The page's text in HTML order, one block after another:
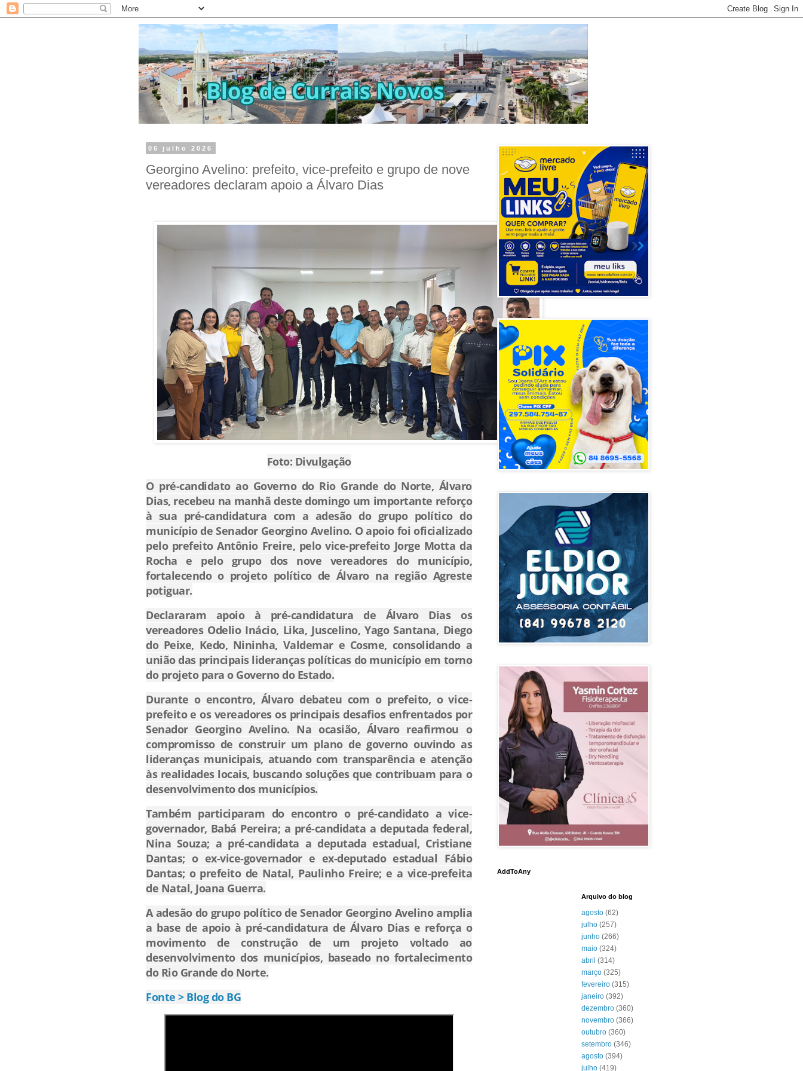
06 julho 2026
Georgino Avelino: prefeito, vice-prefeito e grupo de nove
vereadores declaram apoio a Álvaro Dias
Foto: Divulgação
O pré-candidato ao Governo do Rio Grande do Norte, Álvaro
Dias, recebeu na manhã deste domingo um importante reforço
à sua pré-candidatura com a adesão do grupo político do
município de Senador Georgino Avelino. O apoio foi oficializado
pelo prefeito Antônio Freire, pelo vice-prefeito Jorge Motta da
Rocha e pelo grupo dos nove vereadores do município,
fortalecendo o projeto político de Álvaro na região Agreste
potiguar.
Declararam apoio à pré-candidatura de Álvaro Dias os
vereadores Odelio Inácio, Lika, Juscelino, Yago Santana, Diego
do Peixe, Kedo, Nininha, Valdemar e Cosme, consolidando a
união das principais lideranças políticas do município em torno
do projeto para o Governo do Estado.
Durante o encontro, Álvaro debateu com o prefeito, o vice-
prefeito e os vereadores os principais desafios enfrentados por
Senador Georgino Avelino. Na ocasião, Álvaro reafirmou o
compromisso de construir um plano de governo ouvindo as
lideranças municipais, atuando com transparência e atenção
às realidades locais, buscando soluções que contribuam para o
desenvolvimento dos municípios.
Também participaram do encontro o pré-candidato a vice-
governador, Babá Pereira; a pré-candidata a deputada federal,
Nina Souza; a pré-candidata a deputada estadual, Cristiane
Dantas; o ex-vice-governador e ex-deputado estadual Fábio
Dantas; o prefeito de Natal, Paulinho Freire; e a vice-prefeita
de Natal, Joana Guerra.
A adesão do grupo político de Senador Georgino Avelino amplia
a base de apoio à pré-candidatura de Álvaro Dias e reforça o
movimento de construção de um projeto voltado ao
desenvolvimento dos municípios, baseado no fortalecimento
do Rio Grande do Norte.
Fonte > Blog do BG
AddToAny
Arquivo do blog
agosto (62)
julho (257)
junho (266)
maio (324)
abril (314)
março (325)
fevereiro (315)
janeiro (392)
dezembro (360)
novembro (366)
outubro (360)
setembro (346)
agosto (394)
julho (419)